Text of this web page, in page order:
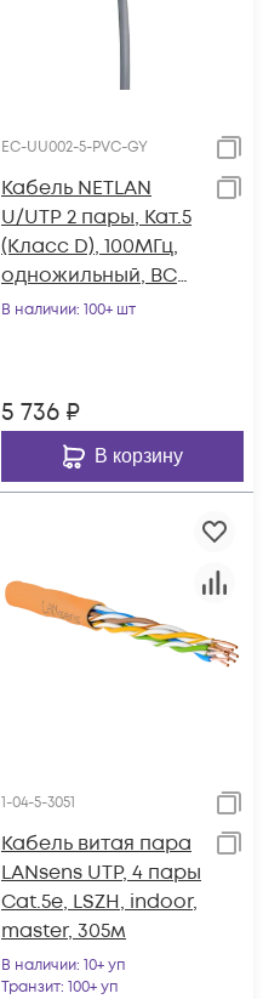
EC-UU002-5-PVC-GY
Кабель NETLAN
U/UTP 2 пары, Кат.5
(Класс D), 100МГц,
одножильный, BC
(чистая медь),
В наличии: 100+ шт
5 736 ₽
В корзину
1-04-5-3051
Кабель витая пара
LANsens UTP, 4 пары
Cat.5e, LSZH, indoor,
master, 305м
В наличии: 10+ уп
Транзит: 100+ уп